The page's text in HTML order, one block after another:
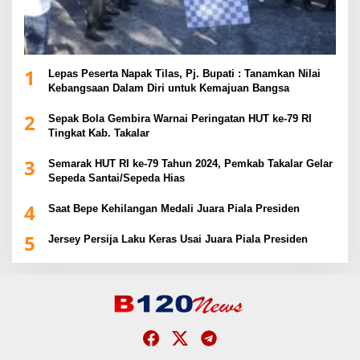
1
Lepas Peserta Napak Tilas, Pj. Bupati : Tanamkan Nilai
Kebangsaan Dalam Diri untuk Kemajuan Bangsa
2
Sepak Bola Gembira Warnai Peringatan HUT ke-79 RI
Tingkat Kab. Takalar
3
Semarak HUT RI ke-79 Tahun 2024, Pemkab Takalar Gelar
Sepeda Santai/Sepeda Hias
4 Saat Bepe Kehilangan Medali Juara Piala Presiden
5 Jersey Persija Laku Keras Usai Juara Piala Presiden